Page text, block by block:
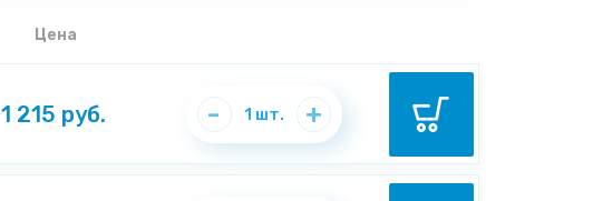
Цена
1 215 руб. - 1 шт. +